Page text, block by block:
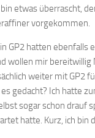
etwas überrascht,
vorgekommen.
GP2 hatten ebenfalls
wollen mir bereitwillig
weiter mit GP2
gedacht? Ich hatte
sogar schon drauf
hatte. Kurz, ich bin